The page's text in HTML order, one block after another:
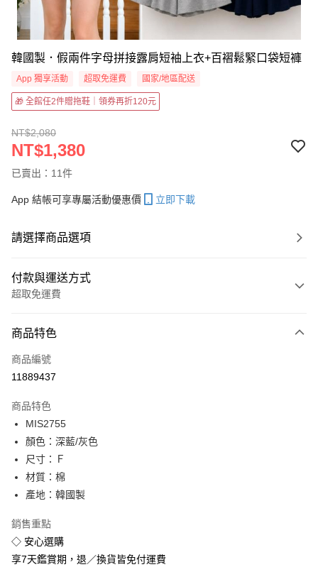
韓國製．假兩件字母拼接露肩短袖上衣+百褶鬆緊口袋短褲
App 獨享活動 超取免運費 國家/地區配送
🎁 全館任2件贈拖鞋｜領券再折120元
NT$2,080
NT$1,380
已賣出：11件
App 結帳可享專屬活動優惠價 立即下載
請選擇商品選項
付款與運送方式
超取免運費
信用卡一次付款
超商取貨付款
Apple Pay
街口支付
悠遊付
Google Pay
全盈+PAY
運送方式
商品特色
商品編號
11889437
商品特色
MIS2755
顏色：深藍/灰色
尺寸：Ｆ
材質：棉
產地：韓國製
銷售重點
◇ 安心選購
享7天鑑賞期，退／換貨皆免付運費